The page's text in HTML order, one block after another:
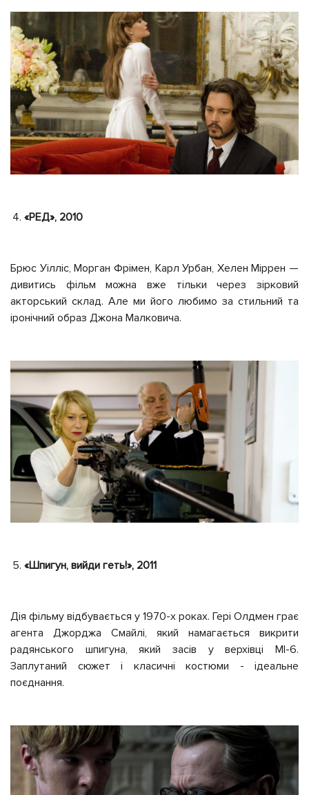
«РЕД», 2010
Брюс Уілліс, Морган Фрімен, Карл Урбан, Хелен Міррен —
дивитись фільм можна вже тільки через зірковий
акторський склад. Але ми його любимо за стильний та
іронічний образ Джона Малковича.
«Шпигун, вийди геть!», 2011
Дія фільму відбувається у 1970-х роках. Гері Олдмен грає
агента Джорджа Смайлі, який намагається викрити
радянського шпигуна, який засів у верхівці МІ-6.
Заплутаний сюжет і класичні костюми - ідеальне
поєднання.